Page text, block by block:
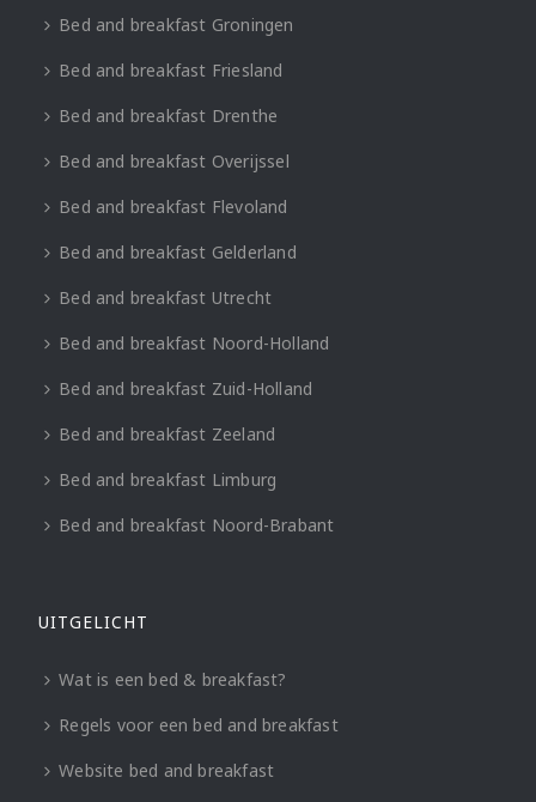
Bed and breakfast Groningen
Bed and breakfast Friesland
Bed and breakfast Drenthe
Bed and breakfast Overijssel
Bed and breakfast Flevoland
Bed and breakfast Gelderland
Bed and breakfast Utrecht
Bed and breakfast Noord-Holland
Bed and breakfast Zuid-Holland
Bed and breakfast Zeeland
Bed and breakfast Limburg
Bed and breakfast Noord-Brabant
UITGELICHT
Wat is een bed & breakfast?
Regels voor een bed and breakfast
Website bed and breakfast